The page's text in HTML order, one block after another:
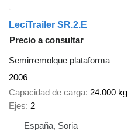
LeciTrailer SR.2.E
Precio a consultar
Semirremolque plataforma
2006
Capacidad de carga 24.000 kg
Ejes 2
España, Soria